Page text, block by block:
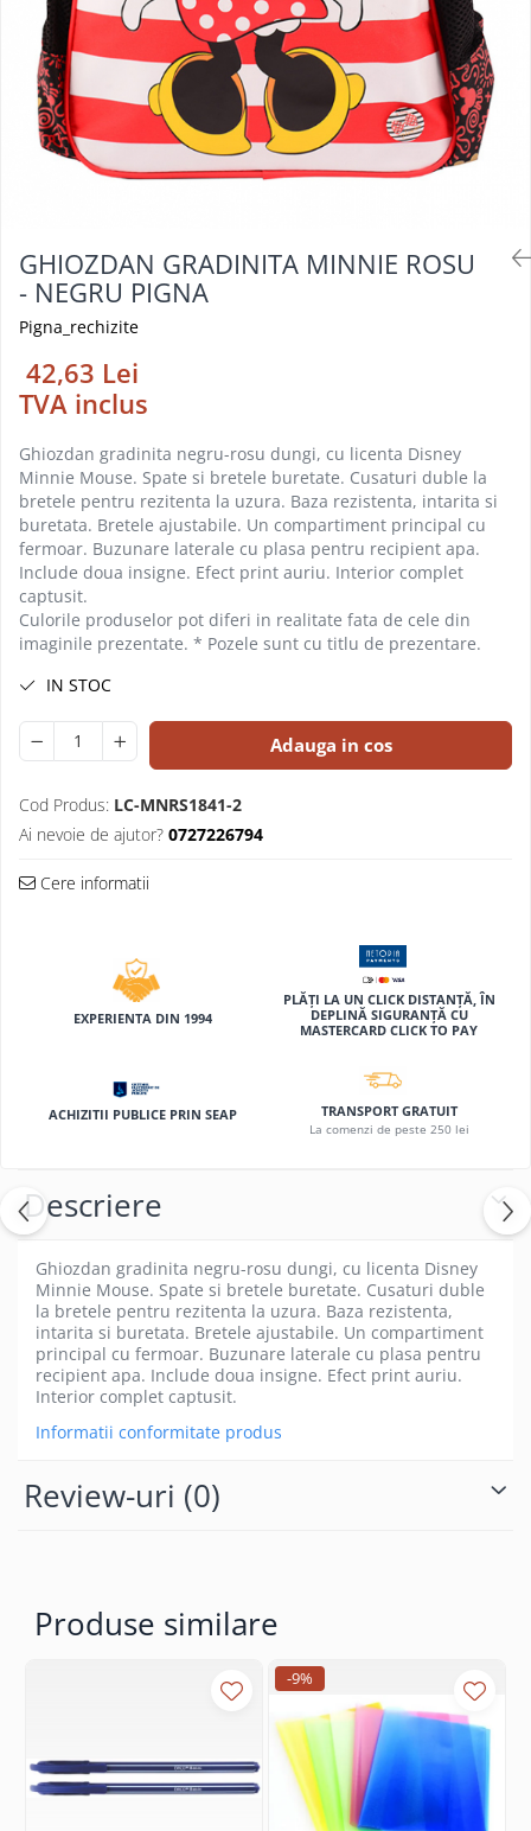
Tipizate autocopiative
personalizate
Tipizate offset
Tipizate offset personalizate
Registre
Rezerva cub notes
Caiete A5
Carioci
Ascutitori
Creioane
Creioane cerate
Creioane colorate
Stilouri
Radiere
Plastilina
sabloane, truse geometrie
Echere
Rigle
Compas scolar
Sabloane
Truse geometrie
Foarfeci
Markere evidentiatoare text
Markere speciale pentru desen
Produse Craft
Genti laptop
Carti si jocuri pentru copii
Carti de colorat si povestit
Diverse articole pentru scoala
Markere speciale pentru desen
Markere textile
Pixuri si rezerve
Stilouri
Instrumente pentru proiectare
Foarfeci
Tus, tusiere
Lipici
Perforatoare
Pioneze
Diverse articole organizare
arhivare
GHIOZDAN GRADINITA MINNIE ROSU
- NEGRU PIGNA
Pigna_rechizite
42,63 Lei
TVA inclus
Ghiozdan gradinita negru-rosu dungi, cu licenta Disney
Minnie Mouse. Spate si bretele buretate. Cusaturi duble la
bretele pentru rezitenta la uzura. Baza rezistenta, intarita si
buretata. Bretele ajustabile. Un compartiment principal cu
fermoar. Buzunare laterale cu plasa pentru recipient apa.
Include doua insigne. Efect print auriu. Interior complet
captusit.
Culorile produselor pot diferi in realitate fata de cele din
imaginile prezentate. * Pozele sunt cu titlu de prezentare.
IN STOC
Adauga in cos
Cod Produs: LC-MNRS1841-2
Ai nevoie de ajutor? 0727226794
Cere informatii
EXPERIENTA DIN 1994
PLĂȚI LA UN CLICK DISTANȚĂ, ÎN
DEPLINĂ SIGURANȚĂ CU
MASTERCARD CLICK TO PAY
ACHIZITII PUBLICE PRIN SEAP TRANSPORT GRATUIT
La comenzi de peste 250 lei
Descriere
Ghiozdan gradinita negru-rosu dungi, cu licenta Disney
Minnie Mouse. Spate si bretele buretate. Cusaturi duble
la bretele pentru rezitenta la uzura. Baza rezistenta,
intarita si buretata. Bretele ajustabile. Un compartiment
principal cu fermoar. Buzunare laterale cu plasa pentru
recipient apa. Include doua insigne. Efect print auriu.
Interior complet captusit.
Informatii conformitate produs
Review-uri (0)
Produse similare
-9%